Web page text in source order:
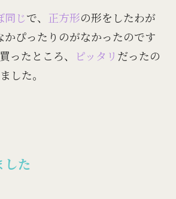
同じで、 正方形の形をしたわが
ぴったりのがなかったのです
ったところ、
ピッタリ だったの
した。
た